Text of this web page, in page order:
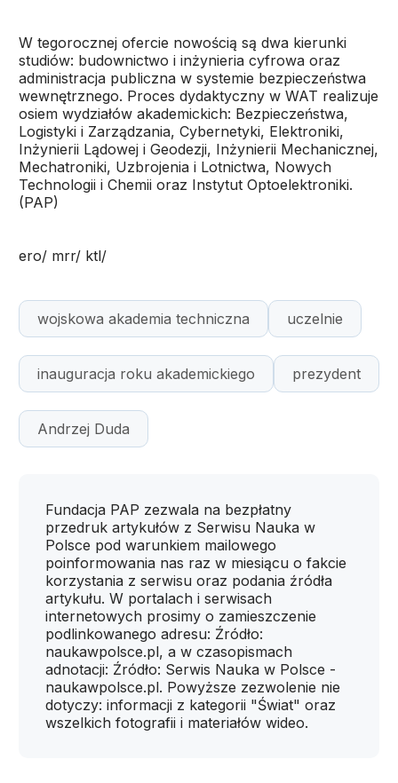
W tegorocznej ofercie nowością są dwa kierunki
studiów: budownictwo i inżynieria cyfrowa oraz
administracja publiczna w systemie bezpieczeństwa
wewnętrznego. Proces dydaktyczny w WAT realizuje
osiem wydziałów akademickich: Bezpieczeństwa,
Logistyki i Zarządzania, Cybernetyki, Elektroniki,
Inżynierii Lądowej i Geodezji, Inżynierii Mechanicznej,
Mechatroniki, Uzbrojenia i Lotnictwa, Nowych
Technologii i Chemii oraz Instytut Optoelektroniki.
(PAP)
ero/ mrr/ ktl/
wojskowa akademia techniczna uczelnie
inauguracja roku akademickiego prezydent
Andrzej Duda
Fundacja PAP zezwala na bezpłatny
przedruk artykułów z Serwisu Nauka w
Polsce pod warunkiem mailowego
poinformowania nas raz w miesiącu o fakcie
korzystania z serwisu oraz podania źródła
artykułu. W portalach i serwisach
internetowych prosimy o zamieszczenie
podlinkowanego adresu: Źródło:
naukawpolsce.pl, a w czasopismach
adnotacji: Źródło: Serwis Nauka w Polsce -
naukawpolsce.pl. Powyższe zezwolenie nie
dotyczy: informacji z kategorii "Świat" oraz
wszelkich fotografii i materiałów wideo.